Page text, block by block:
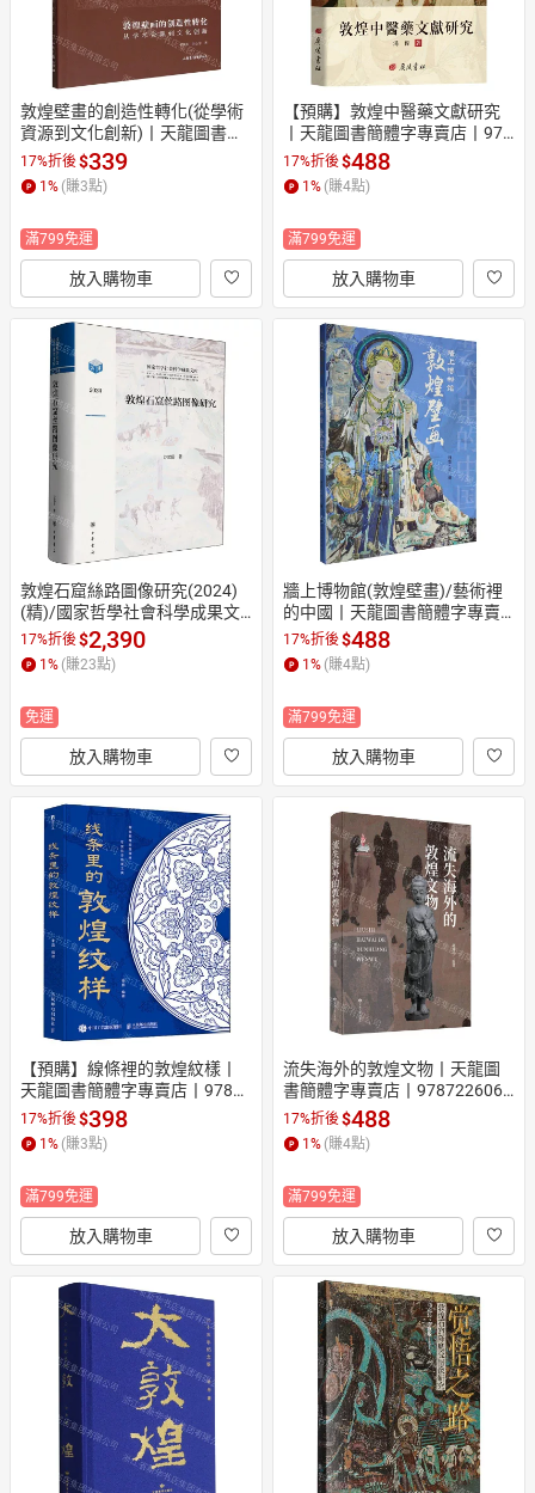
敦煌壁畫的創造性轉化(從學術
資源到文化創新)丨天龍圖書簡
體字專賣店丨9787547454862
(tl2608)
17%折後$339
1% (賺3點)
滿799免運
放入購物車
【預購】敦煌中醫藥文獻研究
丨天龍圖書簡體字專賣店丨978
7555425991 (tl2610)
17%折後$488
1% (賺4點)
滿799免運
放入購物車
敦煌石窟絲路圖像研究(2024)
(精)/國家哲學社會科學成果文
庫丨天龍圖書簡體字專賣店丨9
787101171648 (tl2607)
17%折後$2,390
1 % (賺23點)
免運
放入購物車
牆上博物館(敦煌壁畫)/藝術裡
的中國丨天龍圖書簡體字專賣
店丨9787540169725 (tl2607)
17%折後$488
1 % (賺4點)
滿799免運
放入購物車
【預購】線條裡的敦煌紋樣丨
天龍圖書簡體字專賣店丨97871
15668912 (tl2610)
17%折後$398
1% (賺3點)
滿799免運
放入購物車
流失海外的敦煌文物丨天龍圖
書簡體字專賣店丨9787226060
711 (tl2607)
17%折後$488
1% (賺4點)
滿799免運
放入購物車